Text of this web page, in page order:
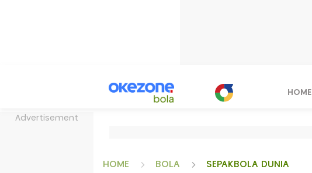
Advertisement
HOME
HOME BOLA SEPAKBOLA DUNIA